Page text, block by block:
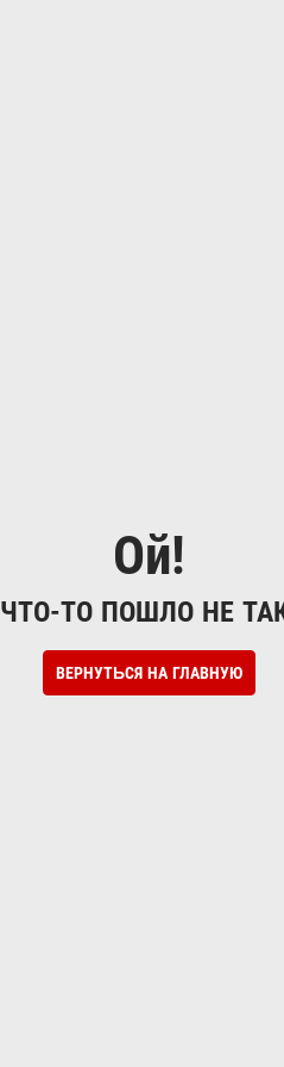
Ой!
ЧТО-ТО ПОШЛО НЕ
ВЕРНУТЬСЯ НА ГЛАВНУЮ